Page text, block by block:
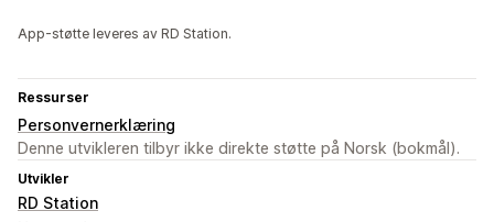
App-støtte leveres av RD Station.
Ressurser
Personvernerklæring
Denne utvikleren tilbyr ikke direkte støtte på Norsk (bokmål).
Utvikler
RD Station